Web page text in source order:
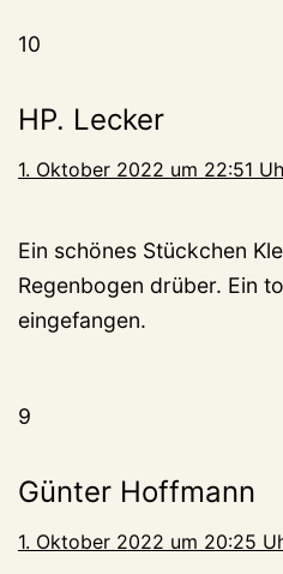
10
HP. Lecker
1. Oktober 2022 um 22:51
Ein schönes Stückchen
Regenbogen drüber. Ein
eingefangen.
9
Günter Hoffmann
1. Oktober 2022 um 20:25